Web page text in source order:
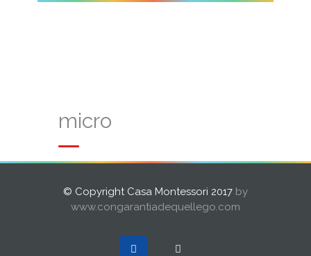
micro
© Copyright Casa Montessori 2017 by
www.congarantiadequellego.com